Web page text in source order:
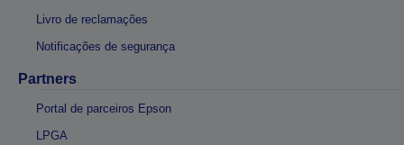
Livro de reclamações
Notificações de segurança
Partners
Portal de parceiros Epson
LPGA